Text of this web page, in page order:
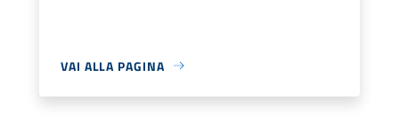
VAI ALLA PAGINA